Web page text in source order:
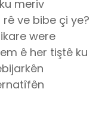
meriv
ve bibe çi ye?
were
ê her tiştê ku